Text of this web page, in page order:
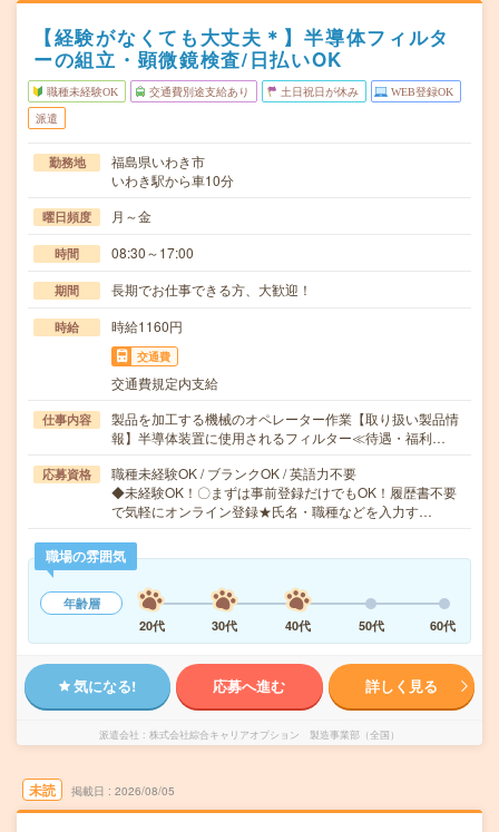
【経験がなくても大丈夫＊】半導体フィルタ
ーの組立・顕微鏡検査/日払いOK
職種未経験OK 交通費別途支給あり 土日祝日が休み WEB登録OK
派遣
勤務地
福島県いわき市
いわき駅から車10分
曜日頻度 月～金
時間 08:30～17:00
期間 長期でお仕事できる方、大歓迎！
時給 時給1160円
交通費
交通費規定内支給
仕事内容
製品を加工する機械のオペレーター作業【取り扱い製品情
報】半導体装置に使用されるフィルター≪待遇・福利…
応募資格
職種未経験OK / ブランクOK / 英語力不要
◆未経験OK！〇まずは事前登録だけでもOK！履歴書不要
で気軽にオンライン登録★氏名・職種などを入力す…
職場の雰囲気
年齢層
20代
30代 40代 50代 60代
気になる! 応募へ進む 詳しく見る
派遣会社 株式会社綜合キャリアオプション 製造事業部（全国）
未読 掲載日 2026/08/05